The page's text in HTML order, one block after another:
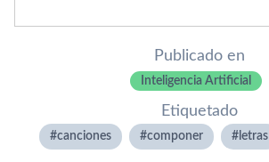
Publicado en
Inteligencia Artificial
Etiquetado
canciones componer letras